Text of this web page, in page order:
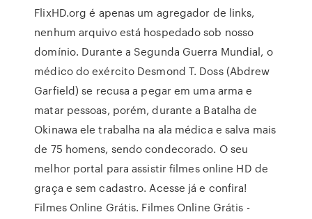
FlixHD.org é apenas um agregador de links,
nenhum arquivo está hospedado sob nosso
domínio. Durante a Segunda Guerra Mundial, o
médico do exército Desmond T. Doss (Abdrew
Garfield) se recusa a pegar em uma arma e
matar pessoas, porém, durante a Batalha de
Okinawa ele trabalha na ala médica e salva mais
de 75 homens, sendo condecorado. O seu
melhor portal para assistir filmes online HD de
graça e sem cadastro. Acesse já e confira!
Filmes Online Grátis. Filmes Online Grátis -